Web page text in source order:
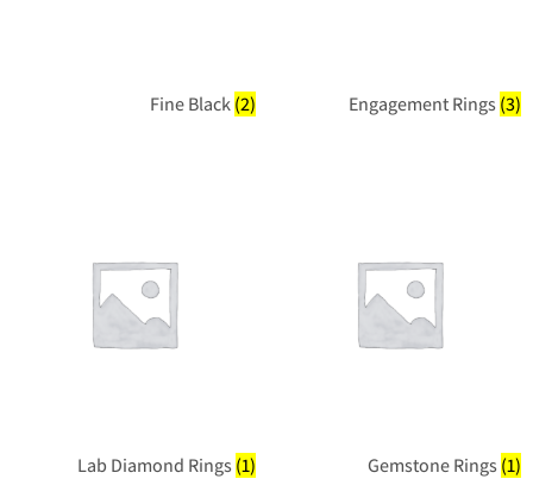
Engagement Rings(3)
Fine Black(2)
Gemstone Rings(1)
Lab Diamond Rings(1)